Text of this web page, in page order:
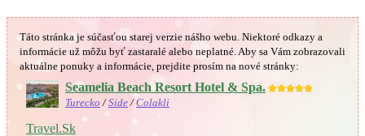
Táto stránka je súčasťou starej verzie nášho webu. Niektoré odkazy a
informácie už môžu byť zastaralé alebo neplatné. Aby sa Vám zobrazovali
aktuálne ponuky a informácie, prejdite prosím na nové stránky:
Seamelia Beach Resort Hotel & Spa.★★★★★
Turecko /Side /Colakli
Travel.Sk